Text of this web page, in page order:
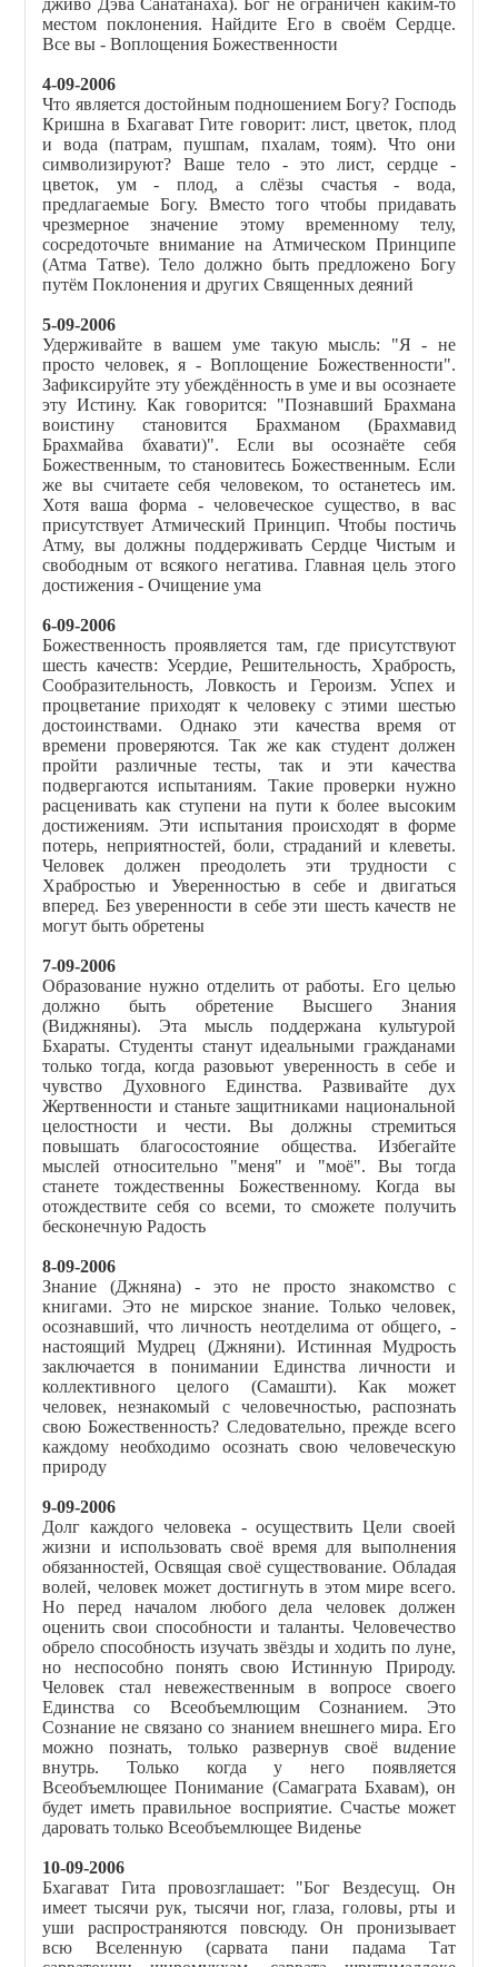
дживо Дэва Санатанаха). Бог не ограничен каким-то
местом поклонения. Найдите Его в своём Сердце.
Все вы - Воплощения Божественности
4-09-2006
Что является достойным подношением Богу? Господь
Кришна в Бхагават Гите говорит: лист, цветок, плод
и вода (патрам, пушпам, пхалам, тоям). Что они
символизируют? Ваше тело - это лист, сердце -
цветок, ум - плод, а слёзы счастья - вода,
предлагаемые Богу. Вместо того чтобы придавать
чрезмерное значение этому временному телу,
сосредоточьте внимание на Атмическом Принципе
(Атма Татве). Тело должно быть предложено Богу
путём Поклонения и других Священных деяний
5-09-2006
Удерживайте в вашем уме такую мысль: "Я - не
просто человек, я - Воплощение Божественности".
Зафиксируйте эту убеждённость в уме и вы осознаете
эту Истину. Как говорится: "Познавший Брахмана
воистину становится Брахманом (Брахмавид
Брахмайва бхавати)". Если вы осознаёте себя
Божественным, то становитесь Божественным. Если
же вы считаете себя человеком, то останетесь им.
Хотя ваша форма - человеческое существо, в вас
присутствует Атмический Принцип. Чтобы постичь
Атму, вы должны поддерживать Сердце Чистым и
свободным от всякого негатива. Главная цель этого
достижения - Очищение ума
6-09-2006
Божественность проявляется там, где присутствуют
шесть качеств: Усердие, Решительность, Храбрость,
Сообразительность, Ловкость и Героизм. Успех и
процветание приходят к человеку с этими шестью
достоинствами. Однако эти качества время от
времени проверяются. Так же как студент должен
пройти различные тесты, так и эти качества
подвергаются испытаниям. Такие проверки нужно
расценивать как ступени на пути к более высоким
достижениям. Эти испытания происходят в форме
потерь, неприятностей, боли, страданий и клеветы.
Человек должен преодолеть эти трудности с
Храбростью и Уверенностью в себе и двигаться
вперед. Без уверенности в себе эти шесть качеств не
могут быть обретены
7-09-2006
Образование нужно отделить от работы. Его целью
должно быть обретение Высшего Знания
(Виджняны). Эта мысль поддержана культурой
Бхараты. Студенты станут идеальными гражданами
только тогда, когда разовьют уверенность в себе и
чувство Духовного Единства. Развивайте дух
Жертвенности и станьте защитниками национальной
целостности и чести. Вы должны стремиться
повышать благосостояние общества. Избегайте
мыслей относительно "меня" и "моё". Вы тогда
станете тождественны Божественному. Когда вы
отождествите себя со всеми, то сможете получить
бесконечную Радость
8-09-2006
Знание (Джняна) - это не просто знакомство с
книгами. Это не мирское знание. Только человек,
осознавший, что личность неотделима от общего, -
настоящий Мудрец (Джняни). Истинная Мудрость
заключается в понимании Единства личности и
коллективного целого (Самашти). Как может
человек, незнакомый с человечностью, распознать
свою Божественность? Следовательно, прежде всего
каждому необходимо осознать свою человеческую
природу
9-09-2006
Долг каждого человека - осуществить Цели своей
жизни и использовать своё время для выполнения
обязанностей, Освящая своё существование. Обладая
волей, человек может достигнуть в этом мире всего.
Но перед началом любого дела человек должен
оценить свои способности и таланты. Человечество
обрело способность изучать звёзды и ходить по луне,
но неспособно понять свою Истинную Природу.
Человек стал невежественным в вопросе своего
Единства со Всеобъемлющим Сознанием. Это
Сознание не связано со знанием внешнего мира. Его
можно познать, только развернув своё видение
внутрь. Только когда у него появляется
Всеобъемлющее Понимание (Самаграта Бхавам), он
будет иметь правильное восприятие. Счастье может
даровать только Всеобъемлющее Виденье
10-09-2006
Бхагават Гита провозглашает: "Бог Вездесущ. Он
имеет тысячи рук, тысячи ног, глаза, головы, рты и
уши распространяются повсюду. Он пронизывает
всю Вселенную (сарвата пани падама Тат